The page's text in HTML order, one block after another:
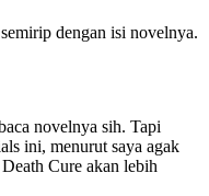
dengan isi novelnya.
novelnya sih. Tapi
ini, menurut saya agak
Cure akan lebih